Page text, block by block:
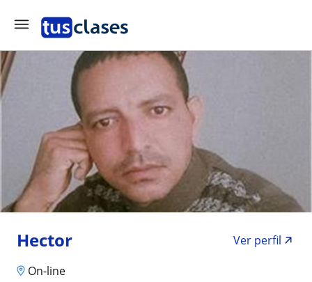
Hector
Ver perfil
On-line